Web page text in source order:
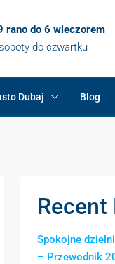
rano do 6 wieczorem
do czwartku
Dubaj Blog
Recent
Spokojne
– Przewodnik